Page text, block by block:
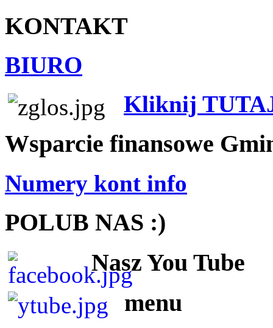
KONTAKT
BIURO
Kliknij
Wsparcie finansowe
Numery kont info
POLUB NAS :)
Nasz You Tube
menu